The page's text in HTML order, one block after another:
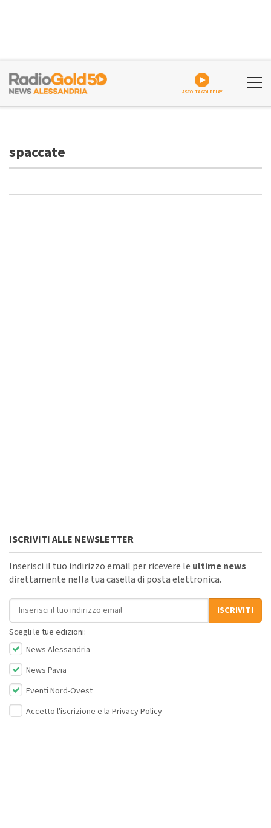
ASCOLTA GOLDPLAY
spaccate
ISCRIVITI ALLE NEWSLETTER
Inserisci il tuo indirizzo email per ricevere le ultime news
direttamente nella tua casella di posta elettronica.
Indirizzo email
ISCRIVITI
Scegli le tue edizioni:
News Alessandria
News Pavia
Eventi Nord-Ovest
Accetto l'iscrizione e la Privacy Policy